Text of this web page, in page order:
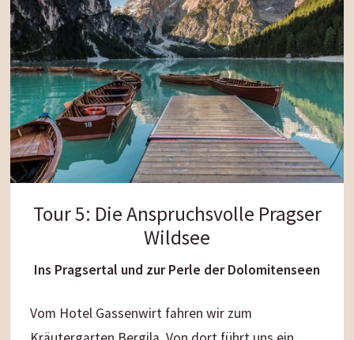
weiterradeln.
Taufersmit dem kleinen Burgkaffe.
Adrenalinjunkies schwingen sich mit derFly-Line
entlang der Rainer Wasserfälleins Tal. Noch
nicht genug vom Radeln? Weiterbiken bis zum
Talschluß nach Kasern lohnt sich allemal.
Streckenlänge:
56 km
Fahrzeit:ca. 3 Stunden
Höhenunterschied:380 m
Schwierigkeitsgrad:mittel
Tour 5: Die Anspruchsvolle Pragser
Wildsee
Ins Pragsertal und zur Perle der Dolomitenseen
Vom Hotel Gassenwirt fahren wir zum